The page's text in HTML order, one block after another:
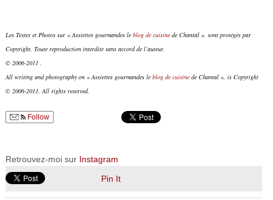
Les Textes et Photos sur « Assiettes gourmandes le blog de cuisinede Chantal », sont protégés par
Copyright. Toute reproduction interdite sans accord de l’auteur.
© 2006-2011 .
All writing and photography on « Assiettes gourmandes le blog de cuisinede Chantal », is Copyright
© 2006-2011. All rights reserved.
Follow
Retrouvez-moi sur Instagram
Pin It